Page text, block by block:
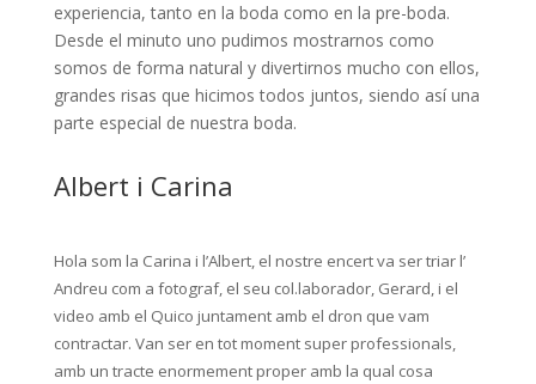
experiencia, tanto en la boda como en la pre-boda.
Desde el minuto uno pudimos mostrarnos como
somos de forma natural y divertirnos mucho con ellos,
grandes risas que hicimos todos juntos, siendo así una
parte especial de nuestra boda.
Albert i Carina
Hola som la Carina i l’Albert, el nostre encert va ser triar l’
Andreu com a fotograf, el seu col.laborador, Gerard, i el
video amb el Quico juntament amb el dron que vam
contractar. Van ser en tot moment super professionals,
amb un tracte enormement proper amb la qual cosa